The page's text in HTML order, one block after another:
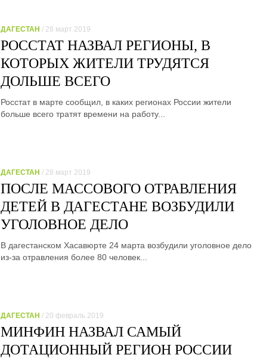
ДАГЕСТАН / 28 март 2019
РОССТАТ НАЗВАЛ РЕГИОНЫ, В
КОТОРЫХ ЖИТЕЛИ ТРУДЯТСЯ
ДОЛЬШЕ ВСЕГО
Росстат в марте сообщил, в каких регионах России жители
больше всего тратят времени на работу...
ДАГЕСТАН / 28 март 2019
ПОСЛЕ МАССОВОГО ОТРАВЛЕНИЯ
ДЕТЕЙ В ДАГЕСТАНЕ ВОЗБУДИЛИ
УГОЛОВНОЕ ДЕЛО
В дагестанском Хасавюрте 24 марта возбудили уголовное дело
из-за отравления более 80 человек...
ДАГЕСТАН / 20 февраль 2019
МИНФИН НАЗВАЛ САМЫЙ
ДОТАЦИОННЫЙ РЕГИОН РОССИИ